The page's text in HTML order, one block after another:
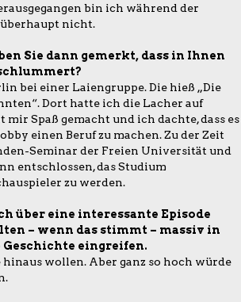
bin ich während der
nicht.
Sie dann gemerkt, dass in Ihnen
bei einer Laiengruppe. Die hieß „Die
Dort hatte ich die Lacher auf
mir Spaß gemacht und ich dachte, dass es
einen Beruf zu machen. Zu der Zeit
Seminar der Freien Universität und
entschlossen, das Studium
zu werden.
über eine interessante Episode
– wenn das stimmt – massiv in
Geschichte eingreifen.
hinaus wollen. Aber ganz so hoch würde